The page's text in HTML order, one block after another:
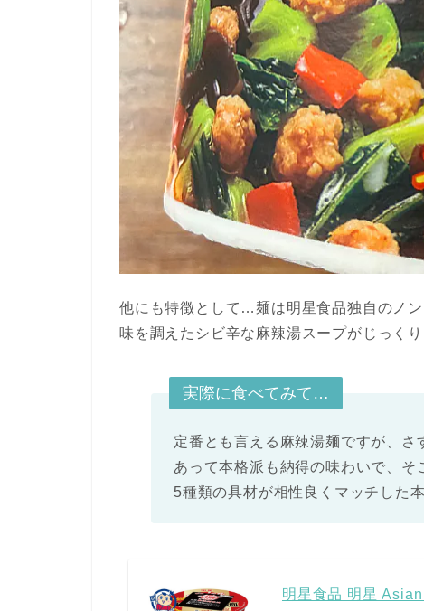
他にも特徴として…麺は明星食品独自のノ
味を調えたシビ辛な麻辣湯スープがじっく
実際に食べてみて…
定番とも言える麻辣湯麺ですが、
あって本格派も納得の味わいで、
5種類の具材が相性良くマッチした
明星食品 明星